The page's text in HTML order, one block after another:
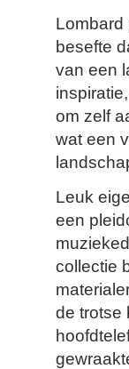
Lombard
besefte
van een
om zelf
wat een
Leuk
een
collectie
de trotse